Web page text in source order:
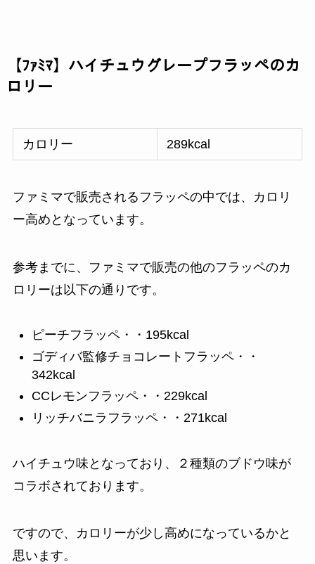
【ﾌｧﾐﾏ】ハイチュウグレープフラッペのカ
ロリー
カロリー 289kcal
ファミマで販売されるフラッペの中では、カロリ
ー高めとなっています。
参考までに、ファミマで販売の他のフラッペのカ
ロリーは以下の通りです。
ピーチフラッペ・・195kcal
ゴディバ監修チョコレートフラッペ・・
342kcal
CCレモンフラッペ・・229kcal
リッチバニラフラッペ・・271kcal
ハイチュウ味となっており、２種類のブドウ味が
コラボされております。
ですので、カロリーが少し高めになっているかと
思います。